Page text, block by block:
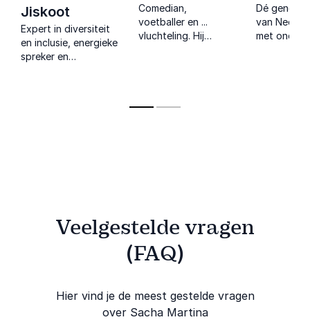
Jiskoot
Expert in diversiteit
en inclusie, energieke
spreker en
Comedian,
voetballer en ...
vluchteling. Hij
menselijke
Dé
van
met
Veelgestelde vragen
(FAQ)
Hier vind je de meest gestelde vragen
over Sacha Martina